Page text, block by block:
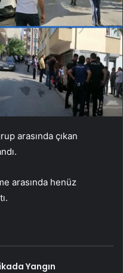
arasında çıkan
arasında henüz
Yangın